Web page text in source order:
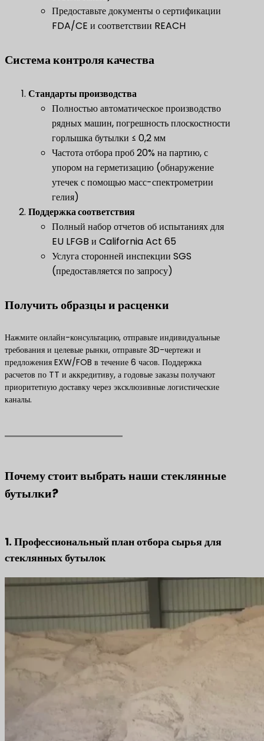
Предоставьте документы о сертификации
FDA/CE и соответствии REACH
Система контроля качества
​Стандарты производства​
Полностью автоматическое производство
рядных машин, погрешность плоскостности
горлышка бутылки ≤ 0,2 мм
Частота отбора проб 20% на партию, с
упором на герметизацию (обнаружение
утечек с помощью масс-спектрометрии
гелия)
Поддержка соответствия
Полный набор отчетов об испытаниях для
EU LFGB и California Act 65
Услуга сторонней инспекции SGS
(предоставляется по запросу)
​Получить образцы и расценки​
Нажмите онлайн-консультацию, отправьте индивидуальные
требования и целевые рынки, отправьте 3D-чертежи и
предложения EXW/FOB в течение 6 часов. Поддержка
расчетов по TT и аккредитиву, а годовые заказы получают
приоритетную доставку через эксклюзивные логистические
каналы.
Почему стоит выбрать наши стеклянные
бутылки?
1. Профессиональный план отбора сырья для
стеклянных бутылок